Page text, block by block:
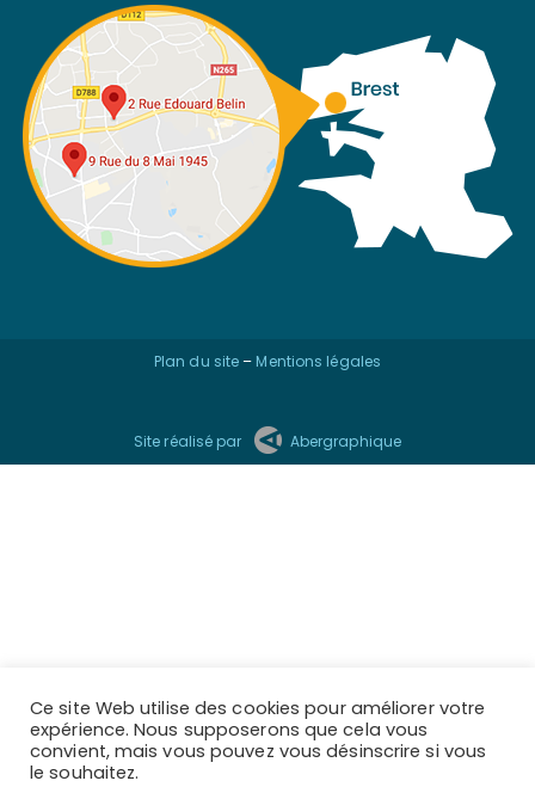
Plan du site– Mentions légales
Ce site Web utilise des cookies pour améliorer votre
expérience. Nous supposerons que cela vous
convient, mais vous pouvez vous désinscrire si vous
le souhaitez.